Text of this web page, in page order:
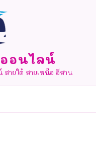
อนไลน์
ายใต้ สายเหนือ อีสาน